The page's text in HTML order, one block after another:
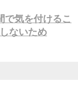
で気を付けるこ
ないため